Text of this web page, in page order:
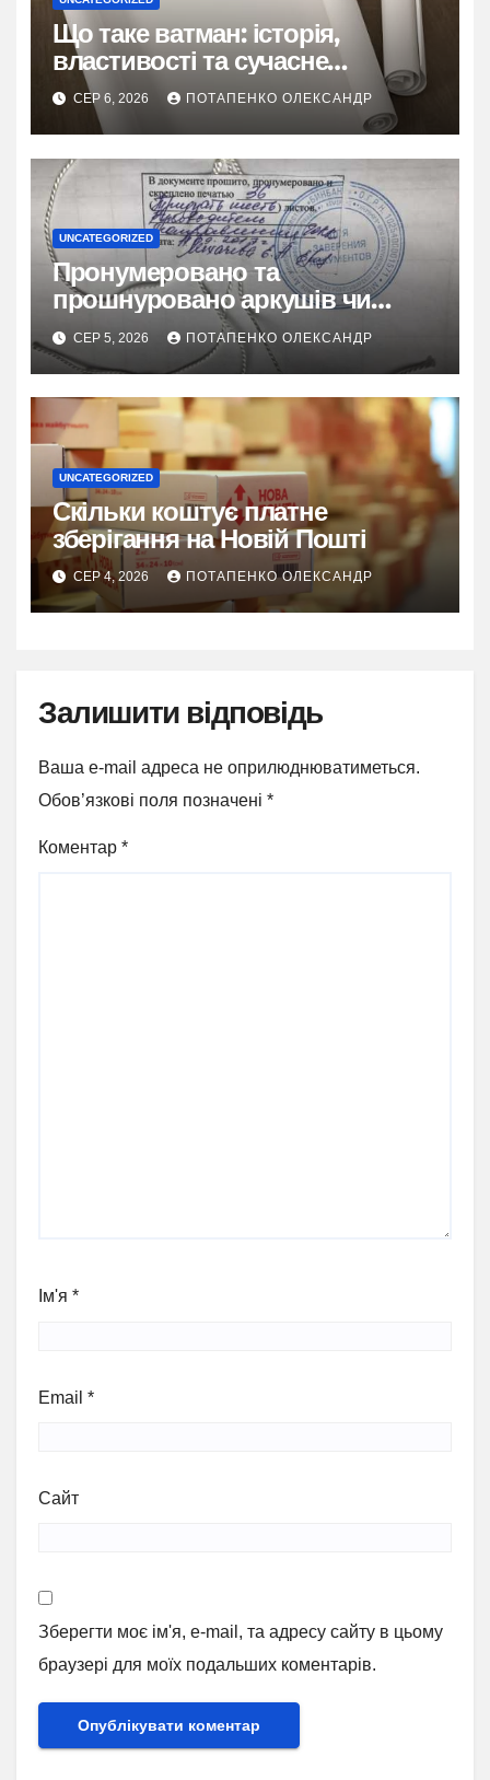
Що таке ватман: історія,
властивості та сучасне
застосування
СЕР 6, 2026 ПОТАПЕНКО ОЛЕКСАНДР
UNCATEGORIZED
Пронумеровано та
прошнуровано аркушів чи
сторінок: повний гайд
СЕР 5, 2026 ПОТАПЕНКО ОЛЕКСАНДР
UNCATEGORIZED
Скільки коштує платне
зберігання на Новій Пошті
СЕР 4, 2026 ПОТАПЕНКО ОЛЕКСАНДР
Залишити відповідь
Ваша e-mail адреса не оприлюднюватиметься.
Обов’язкові поля позначені *
Коментар *
Ім'я *
Email *
Сайт
Зберегти моє ім'я, e-mail, та адресу сайту в цьому
браузері для моїх подальших коментарів.